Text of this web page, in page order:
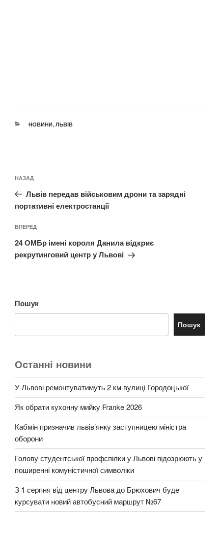
КАТЕГОРІЇ
НОВИНИ, ЛЬВІВ
записів
Попередній
запис:
НАЗАД
Львів передав військовим дрони та зарядні
портативні електростанції
Наступний
запис
ВПЕРЕД
24 ОМБр імені короля Данила відкриє
рекрутинговий центр у Львові
Пошук
Пошук
Останні новини
У Львові ремонтуватимуть 2 км вулиці Городоцької
Як обрати кухонну мийку Franke 2026
Кабмін призначив львів’янку заступницею міністра
оборони
Голову студентської профспілки у Львові підозрюють у
поширенні комуністичної символіки
З 1 серпня від центру Львова до Брюхович буде
курсувати новий автобусний маршрут №67